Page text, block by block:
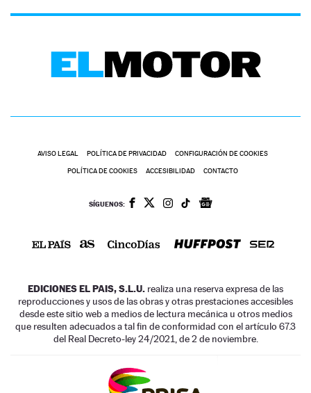
AVISO LEGAL POLÍTICA DE PRIVACIDAD CONFIGURACIÓN DE COOKIES
POLÍTICA DE COOKIES ACCESIBILIDAD CONTACTO
SÍGUENOS:
EDICIONES EL PAIS, S.L.U. realiza una reserva expresa de las
reproducciones y usos de las obras y otras prestaciones accesibles
desde este sitio web a medios de lectura mecánica u otros medios
que resulten adecuados a tal fin de conformidad con el artículo 67.3
del Real Decreto-ley 24/2021, de 2 de noviembre.